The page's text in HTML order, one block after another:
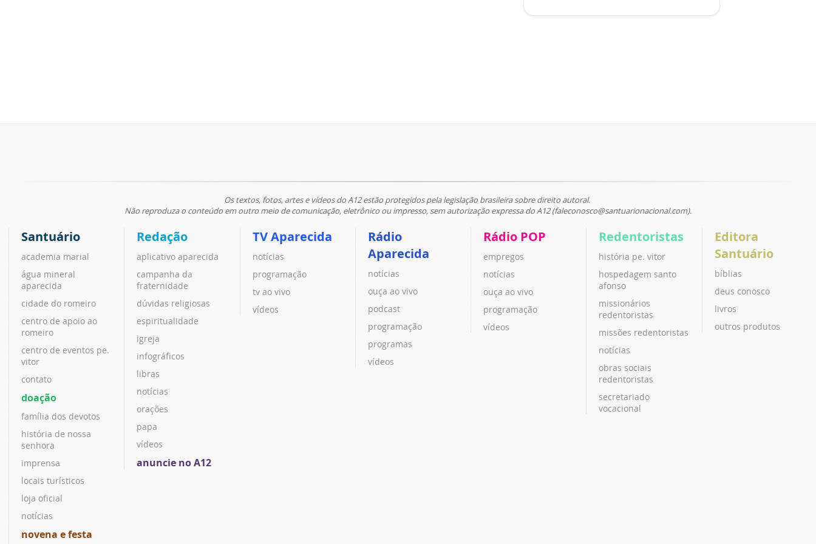
Os textos, fotos, artes e vídeos do A12 estão protegidos pela legislação brasileira sobre direito autoral.
Não reproduza o conteúdo em outro meio de comunicação, eletrônico ou impresso, sem autorização expressa do A12 (faleconosco@santuarionacional.com).
Santuário
academia marial
água mineral
aparecida
cidade do romeiro
centro de apoio ao
romeiro
centro de eventos pe.
vitor
contato
doação
família dos devotos
história de nossa
senhora
imprensa
locais turísticos
loja oficial
notícias
novena e festa
Redação
aplicativo aparecida
campanha da
fraternidade
dúvidas religiosas
espiritualidade
igreja
infográficos
libras
notícias
orações
papa
vídeos
anuncie no A12
TV Aparecida
notícias
programação
tv ao vivo
vídeos
Rádio
Aparecida
notícias
ouça ao vivo
podcast
programação
programas
vídeos
Rádio POP
empregos
notícias
ouça ao vivo
programação
vídeos
Redentoristas
história pe. vitor
hospedagem santo
afonso
missionários
redentoristas
missões redentoristas
notícias
obras sociais
redentoristas
secretariado
vocacional
Editora
Santuário
bíblias
deus conosco
livros
outros produtos